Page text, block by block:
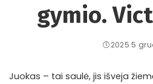
gymio.
2025 5
Juokas – tai saulė, jis išveja